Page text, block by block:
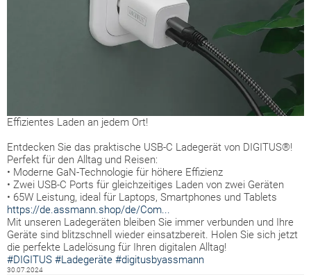
Effizientes Laden an jedem Ort!
Entdecken Sie das praktische USB-C Ladegerät von DIGITUS®!
Perfekt für den Alltag und Reisen:
• Moderne GaN-Technologie für höhere Effizienz
• Zwei USB-C Ports für gleichzeitiges Laden von zwei Geräten
• 65W Leistung, ideal für Laptops, Smartphones und Tablets
https://de.assmann.shop/de/Com...
Mit unseren Ladegeräten bleiben Sie immer verbunden und Ihre
Geräte sind blitzschnell wieder einsatzbereit. Holen Sie sich jetzt
die perfekte Ladelösung für Ihren digitalen Alltag!
#DIGITUS #Ladegeräte #digitusbyassmann
30.07.2024